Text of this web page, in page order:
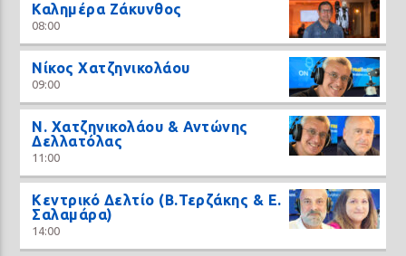
Καλημέρα Ζάκυνθος
08:00
Νίκος Χατζηνικολάου
09:00
N. Χατζηνικολάου & Αντώνης
Δελλατόλας
11:00
Κεντρικό Δελτίο (Β.Τερζάκης & Ε.
Σαλαμάρα)
14:00